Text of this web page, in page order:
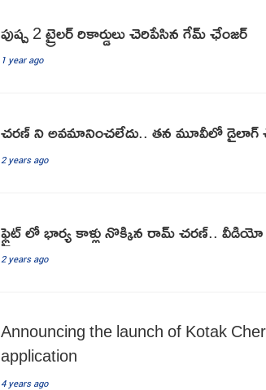
పుష్ప 2 ట్రైలర్ రికార్డులు చెరిపేసిన గేమ్ ఛేంజర్
1 year ago
చరణ్ ని అవమానించలేదు.. తన మూవీలో డైలాగ్
2 years ago
ఫ్లైట్ లో భార్య కాళ్లు నొక్కిన రామ్ చరణ్..
2 years ago
Announcing the launch of Kotak
application
4 years ago